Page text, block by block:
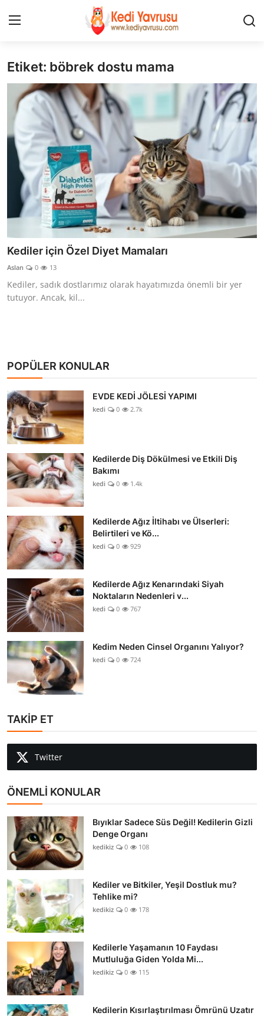
Giriş Kayıt Ol
İLETİŞİM
HAKKIMIZDA
REKLAM
KEDİ CİNSLERİ
KEDİPEDİA
KEDİ BAKIMI
KEDİ DÜNYASI
KEDİ MAMASI
Etiket: böbrek dostu mama
Kediler için Özel Diyet Mamaları
Aslan 0 13
Kediler, sadık dostlarımız olarak hayatımızda önemli bir yer
tutuyor. Ancak, kil...
POPÜLER KONULAR
EVDE KEDİ JÖLESİ YAPIMI
kedi 0 2.7k
Kedilerde Diş Dökülmesi ve Etkili Diş
Bakımı
kedi 0 1.4k
Kedilerde Ağız İltihabı ve Ülserleri:
Belirtileri ve Kö...
kedi 0 929
Kedilerde Ağız Kenarındaki Siyah
Noktaların Nedenleri v...
kedi 0 767
Kedim Neden Cinsel Organını Yalıyor?
kedi 0 724
TAKİP ET
Twitter
ÖNEMLİ KONULAR
Bıyıklar Sadece Süs Değil! Kedilerin Gizli
Denge Organı
kedikiz 0 108
Kediler ve Bitkiler, Yeşil Dostluk mu?
Tehlike mi?
kedikiz 0 178
Kedilerle Yaşamanın 10 Faydası
Mutluluğa Giden Yolda Mi...
kedikiz 0 115
Kedilerin Kısırlaştırılması Ömrünü Uzatır